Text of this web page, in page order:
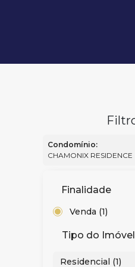
Condomínio:
CHAMONIX RESIDENCE
Finalidade
Venda (1)
Tipo do Imóvel
Residencial (1)